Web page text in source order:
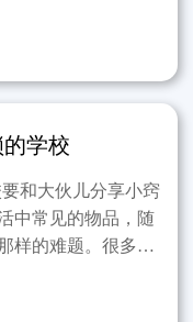
的学校
和大伙儿分享小窍
中常见的物品，随
样的难题。很多时